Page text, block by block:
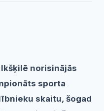
norisinājās
sporta
skaitu, šogad